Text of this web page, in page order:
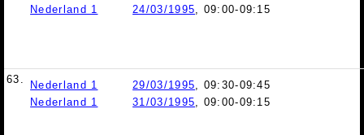
Nederland 1
24/03/1995, 09:00-09:15
63. Nederland 1 29/03/1995, 09:30-09:45
Nederland 1
31/03/1995, 09:00-09:15